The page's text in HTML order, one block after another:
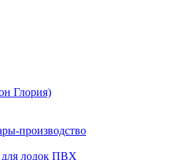
Глория)
производство
лодок ПВХ